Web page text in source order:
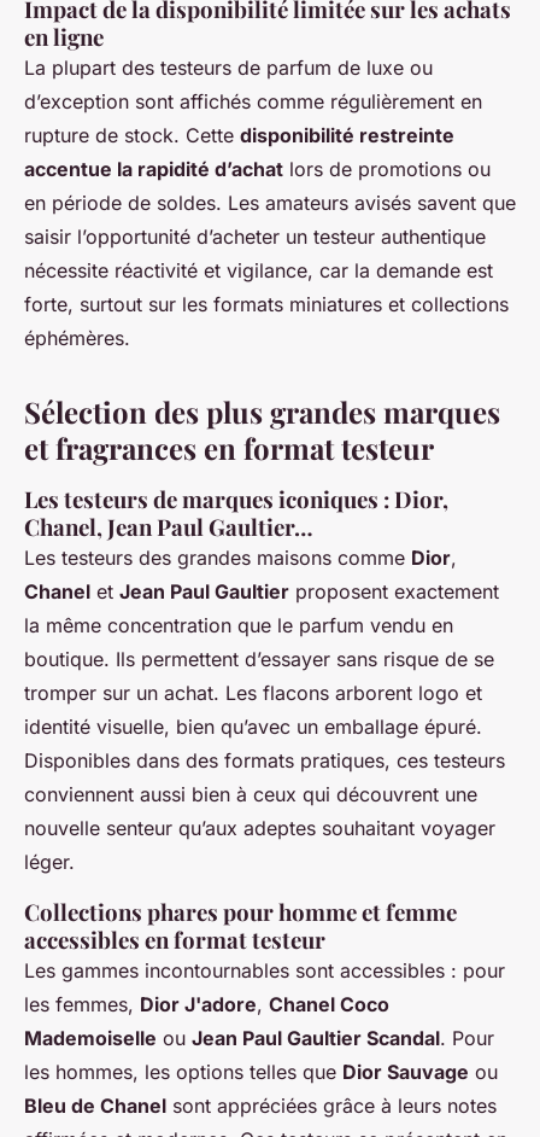
Impact de la disponibilité limitée sur les achats
en ligne
La plupart des testeurs de parfum de luxe ou
d’exception sont affichés comme régulièrement en
rupture de stock. Cette disponibilité restreinte
accentue la rapidité d’achat lors de promotions ou
en période de soldes. Les amateurs avisés savent que
saisir l’opportunité d’acheter un testeur authentique
nécessite réactivité et vigilance, car la demande est
forte, surtout sur les formats miniatures et collections
éphémères.
Sélection des plus grandes marques
et fragrances en format testeur
Les testeurs de marques iconiques : Dior,
Chanel, Jean Paul Gaultier…
Les testeurs des grandes maisons comme Dior,
Chanel et Jean Paul Gaultier proposent exactement
la même concentration que le parfum vendu en
boutique. Ils permettent d’essayer sans risque de se
tromper sur un achat. Les flacons arborent logo et
identité visuelle, bien qu’avec un emballage épuré.
Disponibles dans des formats pratiques, ces testeurs
conviennent aussi bien à ceux qui découvrent une
nouvelle senteur qu’aux adeptes souhaitant voyager
léger.
Collections phares pour homme et femme
accessibles en format testeur
Les gammes incontournables sont accessibles : pour
les femmes, Dior J'adore, Chanel Coco
Mademoiselle ou Jean Paul Gaultier Scandal. Pour
les hommes, les options telles que Dior Sauvage ou
Bleu de Chanel sont appréciées grâce à leurs notes